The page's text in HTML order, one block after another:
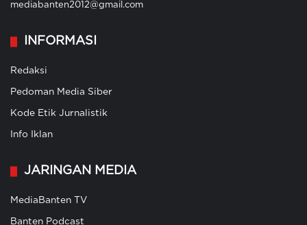
mediabanten2012@gmail.com
INFORMASI
Redaksi
Pedoman Media Siber
Kode Etik Jurnalistik
Info Iklan
JARINGAN MEDIA
MediaBanten TV
Banten Podcast